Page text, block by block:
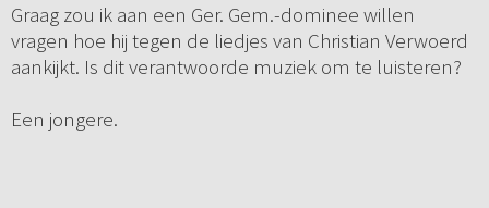
Graag zou ik aan een Ger. Gem.-dominee willen
vragen hoe hij tegen de liedjes van Christian Verwoerd
aankijkt. Is dit verantwoorde muziek om te luisteren?
Een jongere.